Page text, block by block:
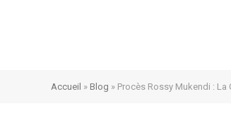
Accueil » Blog » Procès Rossy Mukendi :